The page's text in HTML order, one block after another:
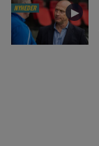
NYHEDER ►